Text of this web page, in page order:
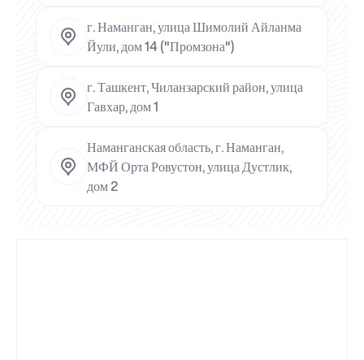
г. Наманган, улица Шимолий Айланма
Йули, дом 14 ("Промзона")
г. Ташкент, Чиланзарский район, улица
Гавхар, дом 1
Наманганская область, г. Наманган,
МФЙ Орта Ровустон, улица Дустлик,
дом 2